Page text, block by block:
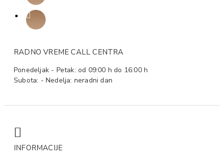
RADNO VREME CALL CENTRA
Ponedeljak - Petak: od 09:00 h do 16:00 h
Subota: - Nedelja: neradni dan
INFORMACIJE